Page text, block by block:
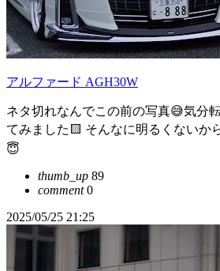
アルファード AGH30W
ネタ切れなんでこの前の写真😅気分
てみました🟨 そんなに明るくないか
😇
thumb_up 89
comment0
2025/05/25 21:25